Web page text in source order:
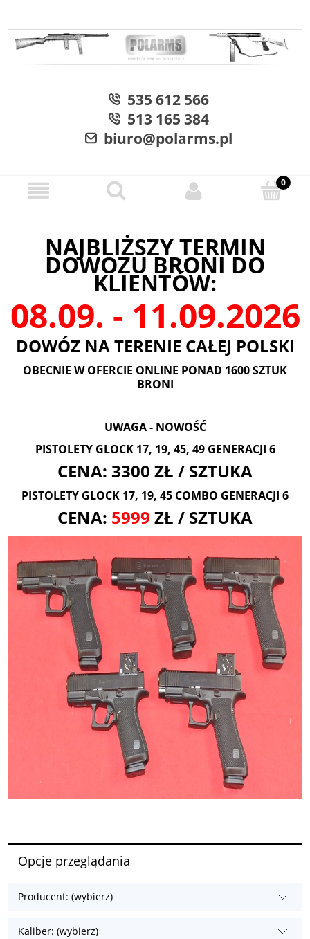
535 612 566
513 165 384
biuro@polarms.pl
NAJBLIŻSZY TERMIN
DOWOZU BRONI DO
KLIENTÓW:
08.09. - 11.09.2026
DOWÓZ NA TERENIE CAŁEJ POLSKI
OBECNIE W OFERCIE ONLINE PONAD 1600 SZTUK
BRONI
UWAGA - NOWOŚĆ
PISTOLETY GLOCK 17, 19, 45, 49 GENERACJI 6
CENA: 3300 ZŁ / SZTUKA
PISTOLETY GLOCK 17, 19, 45 COMBO GENERACJI 6
CENA: 5999 ZŁ / SZTUKA
Opcje przeglądania
Producent: (wybierz)
Kaliber: (wybierz)